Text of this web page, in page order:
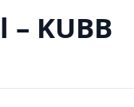
– KUBB